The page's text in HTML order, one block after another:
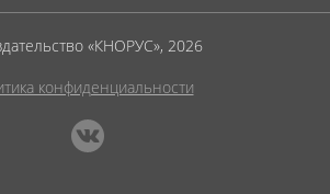
«КНОРУС», 2026
конфиденциальности